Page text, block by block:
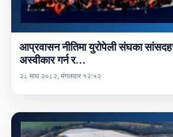
आप्रवासन नीतिमा युरोपेली संघका
अस्वीकार गर्न र…
२८ माघ २०८२, मंगलवार १२:५२